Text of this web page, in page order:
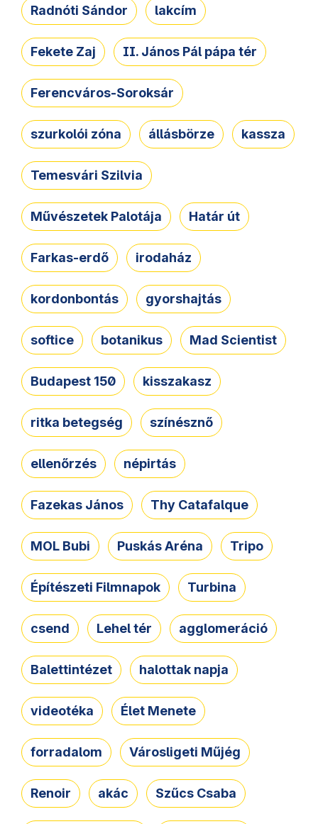
Radnóti Sándor lakcím
Fekete Zaj II. János Pál pápa tér
Ferencváros-Soroksár
szurkolói zóna állásbörze kassza
Temesvári Szilvia
Művészetek Palotája Határ út
Farkas-erdő irodaház
kordonbontás gyorshajtás
softice botanikus Mad Scientist
Budapest 150 kisszakasz
ritka betegség színésznő
ellenőrzés népirtás
Fazekas János Thy Catafalque
MOL Bubi Puskás Aréna Tripo
Építészeti Filmnapok Turbina
csend Lehel tér agglomeráció
Balettintézet halottak napja
videotéka Élet Menete
forradalom Városligeti Műjég
Renoir akác Szűcs Csaba